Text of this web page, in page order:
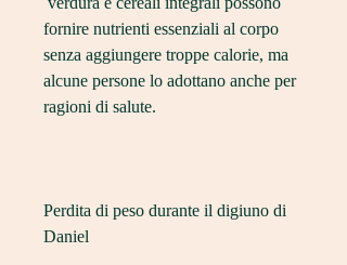
fornire nutrienti essenziali al corpo
senza aggiungere troppe calorie, ma
alcune persone lo adottano anche per
ragioni di salute.
Perdita di peso durante il digiuno di
Daniel